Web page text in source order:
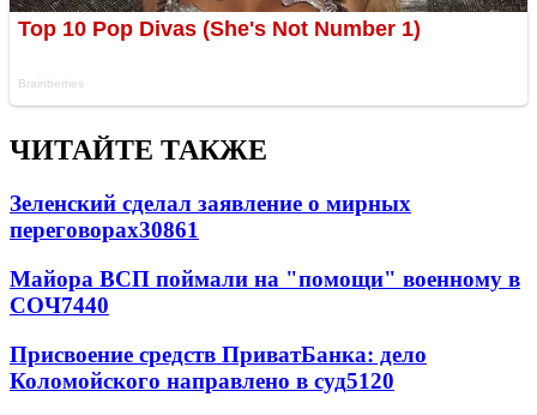
ЧИТАЙТЕ ТАКЖЕ
Зеленский сделал заявление о мирных
переговорах30861
Майора ВСП поймали на "помощи" военному в
СОЧ7440
Присвоение средств ПриватБанка: дело
Коломойского направлено в суд5120